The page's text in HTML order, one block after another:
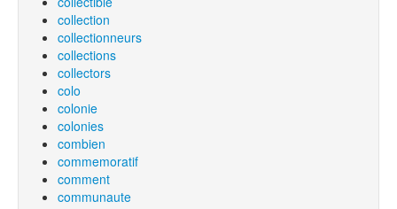
collection
collectionneurs
collections
collectors
colo
colonie
colonies
combien
commemoratif
comment
communaute